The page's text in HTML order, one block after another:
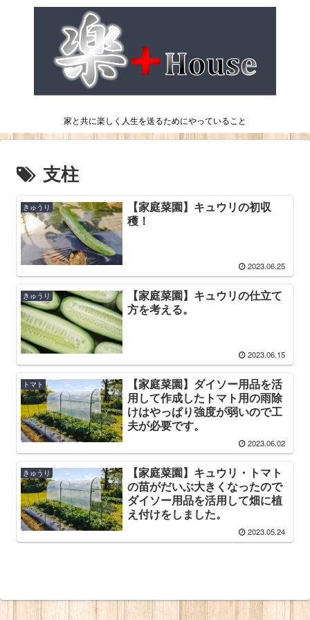
家と共に楽しく人生を送るためにやっていること
支柱
きゅうり
【家庭菜園】キュウリの初収
穫！
2023.06.25
きゅうり
【家庭菜園】キュウリの仕立て
方を考える。
2023.06.15
トマト
【家庭菜園】ダイソー用品を活
用して作成したトマト用の雨除
けはやっぱり強度が弱いので工
夫が必要です。
2023.06.02
きゅうり
【家庭菜園】キュウリ・トマト
の苗がだいぶ大きくなったので
ダイソー用品を活用して畑に植
え付けをしました。
2023.05.24